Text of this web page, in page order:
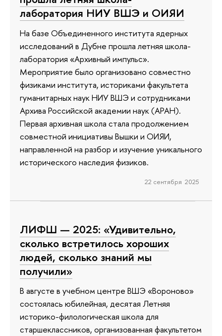
лаборатория НИУ ВШЭ и ОИЯИ
На базе Объединенного института ядерных
исследований в Дубне прошла летняя школа-
лаборатория «Архивный импульс».
Мероприятие было организовано совместно
физиками института, историками факультета
гуманитарных наук НИУ ВШЭ и сотрудниками
Архива Российской академии наук (АРАН).
Первая архивная школа стала продолжением
совместной инициативы Вышки и ОИЯИ,
направленной на разбор и изучение уникального
исторического наследия физиков.
22 сентября 2025
ЛИФШ — 2025: «Удивительно,
сколько встретилось хороших
людей, сколько знаний мы
получили»
В августе в учебном центре ВШЭ «Вороново»
состоялась юбилейная, десятая Летняя
историко-филологическая школа для
старшеклассников, организованная факультетом